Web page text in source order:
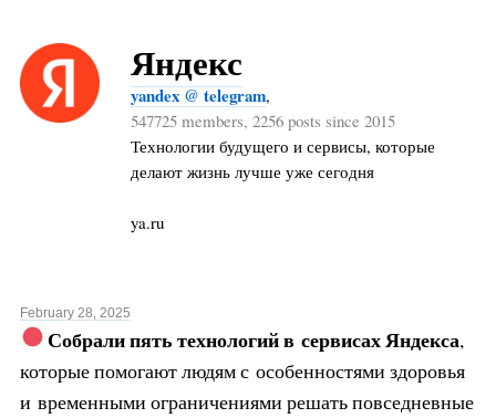
Яндекс
yandex @ telegram,
547725 members, 2256 posts since 2015
Технологии будущего и сервисы, которые
делают жизнь лучше уже сегодня
ya.ru
February 28, 2025
Собрали пять технологий в сервисах Яндекса,
которые помогают людям с особенностями здоровья
и временными ограничениями решать повседневные